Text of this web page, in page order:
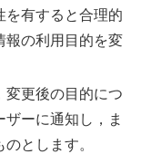
を有すると合理的
報の利用目的を変
変更後の目的につ
ーに通知し，ま
とします。